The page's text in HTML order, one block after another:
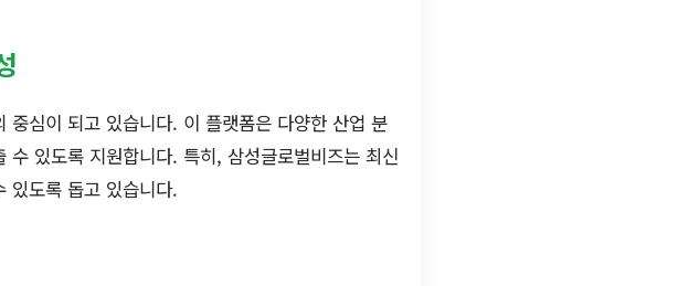
중심이 되고 있습니다. 이 플랫폼은 다양한 산업 분
있도록 지원합니다. 특히, 삼성글로벌비즈는 최신
있도록 돕고 있습니다.